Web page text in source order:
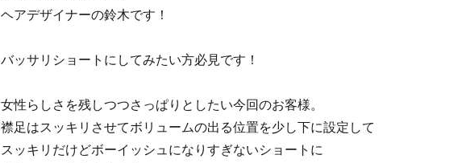
ヘアデザイナーの鈴木です！
バッサリショートにしてみたい方必見です！
女性らしさを残しつつさっぱりとしたい今回のお客様。
襟足はスッキリさせてボリュームの出る位置を少し下に設定して
スッキリだけどボーイッシュになりすぎないショートに